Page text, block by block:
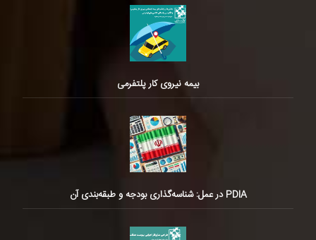
بیمه نیروی کار پلتفرمی
PDIA در عمل: شناسه‌گذاری بودجه و طبقه‌بندی آن